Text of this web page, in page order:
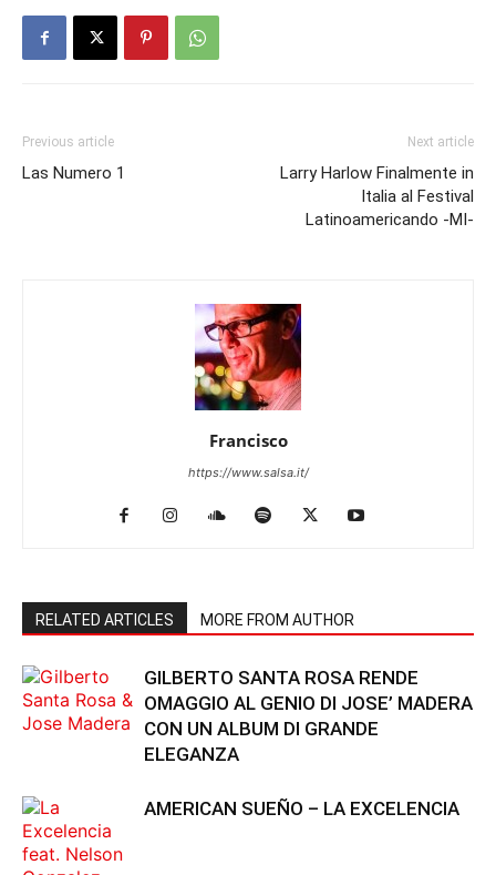
Previous article
Las Numero 1
Next article
Larry Harlow Finalmente in
Italia al Festival
Latinoamericando -MI-
Francisco
https://www.salsa.it/
RELATED ARTICLES MORE FROM AUTHOR
GILBERTO SANTA ROSA RENDE
OMAGGIO AL GENIO DI JOSE’ MADERA
CON UN ALBUM DI GRANDE
ELEGANZA
AMERICAN SUEÑO – LA EXCELENCIA